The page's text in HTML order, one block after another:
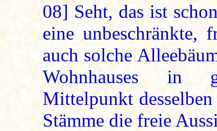
08] Seht, das ist
eine unbeschränkte,
auch solche
Wohnhauses in
Mittelpunkt
Stämme die freie